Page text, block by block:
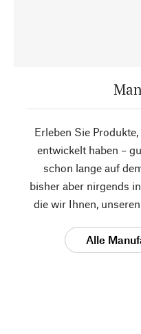
Erleben Sie
entwickelt haben –
schon lange auf
bisher aber nirgends
die wir Ihnen,
Alle